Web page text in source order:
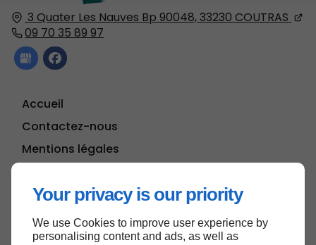
Your privacy is our priority
We use Cookies to improve user experience by
personalising content and ads, as well as
3 Quater Les Nauves Bp 90048,33230 COUTRAS
09 70 35 89 97
Accueil
Contactez-nous
Mentions légales
Haut de page